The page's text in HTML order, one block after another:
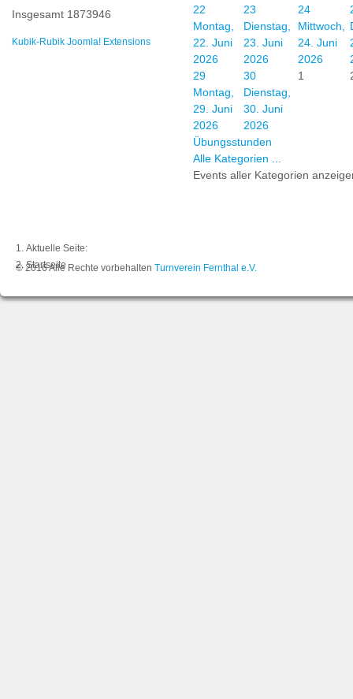
Insgesamt 1873946
Kubik-Rubik Joomla! Extensions
22
Montag,
22. Juni
2026
23
Dienstag,
23. Juni
2026
24
Mittwoch,
24. Juni
2026
29
Montag,
29. Juni
2026
30
Dienstag,
30. Juni
2026
1
Übungsstunden
Alle Kategorien ...
Events aller Kategorien
Aktuelle Seite:
Startseite
© 2016 Alle Rechte vorbehalten Turnverein Fernthal e.V.